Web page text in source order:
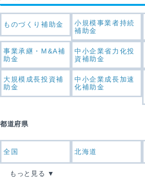
ものづくり補助金
小規模事業者持続
補助金
事業承継・M&A補
助金
中小企業省力化投
資補助金
大規模成長投資補
助金
中小企業成長加速
化補助金
都道府県
全国 北海道
もっと見る